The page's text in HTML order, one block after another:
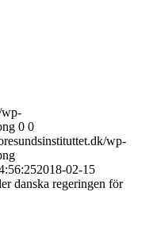
wp-
0 0
wp-
2018-02-15
danska regeringen för